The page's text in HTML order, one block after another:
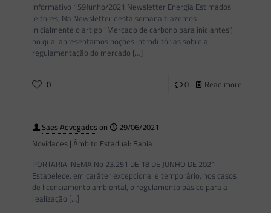
Informativo 159Junho/2021 Newsletter Energia Estimados
leitores, Na Newsletter desta semana trazemos
inicialmente o artigo “Mercado de carbono para iniciantes“,
no qual apresentamos noções introdutórias sobre a
regulamentação do mercado […]
0 0 Read more
Saes Advogadoson
29/06/2021
Novidades | Âmbito Estadual: Bahia
PORTARIA INEMA No 23.251 DE 18 DE JUNHO DE 2021
Estabelece, em caráter excepcional e temporário, nos casos
de licenciamento ambiental, o regulamento básico para a
realização […]